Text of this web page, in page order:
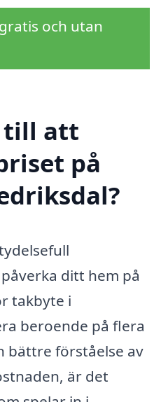
och utan
till att
på
ditt hem på
takbyte i
beroende på flera
bättre förståelse av
är det